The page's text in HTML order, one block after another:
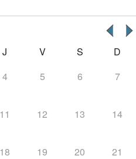
J V S
D
4 5 6 7
11 12 13 14
18 19 20 21